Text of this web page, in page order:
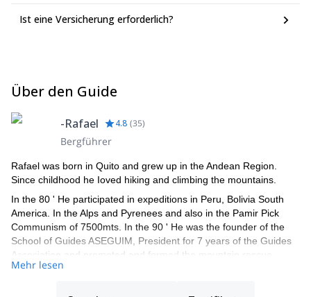
Ist eine Versicherung erforderlich?
Über den Guide
-Rafael 4.8 (35)
Bergführer
Rafael was born in Quito and grew up in the Andean Region.
Since childhood he Ioved hiking and climbing the mountains.
In the 80 ' He participated in expeditions in Peru, Bolivia South
America. In the Alps and Pyrenees and also in the Pamir Pick
Communism of 7500mts. In the 90 ' He was the founder of the
School of Guides ASEGUIM, President for 7 years of the Guides
Association and promoted and formed the mountain rescue
group GRA.
Mehr lesen